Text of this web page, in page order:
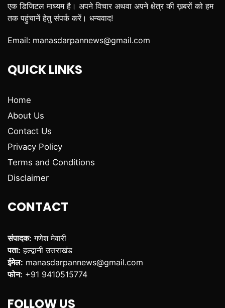
एक डिजिटल माध्यम है। अपने विचार अथवा अपने क्षेत्र की ख़बरों को हम
तक पहुंचानें हेतु संपर्क करें। धन्यवाद!
Email: manasdarpannews@gmail.com
QUICK LINKS
Home
About Us
Contact Us
Privacy Policy
Terms and Conditions
Disclaimer
CONTACT
संपादक: गणेश मेवारी
पता: हल्द्वानी उत्तराखंड
ईमेल: manasdarpannews@gmail.com
फोन: +91 9410515774
FOLLOW US